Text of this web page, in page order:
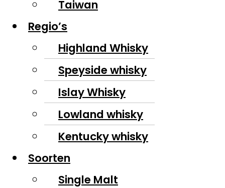
Taiwan
Regio’s
Highland Whisky
Speyside whisky
Islay Whisky
Lowland whisky
Kentucky whisky
Soorten
Single Malt